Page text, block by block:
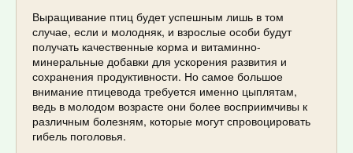
Выращивание птиц будет успешным лишь в том
случае, если и молодняк, и взрослые особи будут
получать качественные корма и витаминно-
минеральные добавки для ускорения развития и
сохранения продуктивности. Но самое большое
внимание птицевода требуется именно цыплятам,
ведь в молодом возрасте они более восприимчивы к
различным болезням, которые могут спровоцировать
гибель поголовья.